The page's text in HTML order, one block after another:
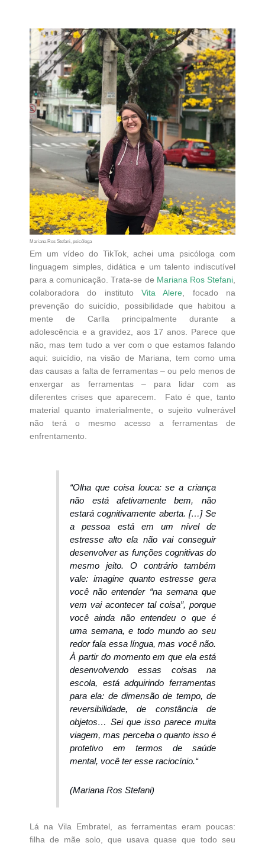
Mariana Ros Stefani, psicóloga
Em um vídeo do TikTok, achei uma psicóloga com
linguagem simples, didática e um talento indiscutível
para a comunicação. Trata-se de Mariana Ros Stefani
colaboradora do instituto Vita Alere , focado na
prevenção do suicídio, possibilidade que habitou a
mente de Carlla principalmente durante a
adolescência e a gravidez, aos 17 anos. Parece que
não, mas tem tudo a ver com o que estamos falando
aqui: suicídio, na visão de Mariana, tem como uma
das causas a falta de ferramentas – ou pelo menos de
enxergar as ferramentas – para lidar com as
diferentes crises que aparecem. Fato é que, tanto
material quanto imaterialmente, o sujeito vulnerável
não terá o mesmo acesso a ferramentas de
enfrentamento.
“Olha que coisa louca: se a criança
não está afetivamente bem, não
estará cognitivamente aberta. […] Se
a pessoa está em um nível de
estresse alto ela não vai conseguir
desenvolver as funções cognitivas do
mesmo jeito. O contrário também
vale: imagine quanto estresse gera
você não entender “na semana que
vem vai acontecer tal coisa”, porque
você ainda não entendeu o que é
uma semana, e todo mundo ao seu
redor fala essa língua, mas você não.
À partir do momento em que ela está
desenvolvendo essas coisas na
escola, está adquirindo ferramentas
para ela: de dimensão de tempo, de
reversibilidade, de constância de
objetos… Sei que isso parece muita
viagem, mas perceba o quanto isso é
protetivo em termos de saúde
mental, você ter esse raciocínio.“
(Mariana Ros Stefani)
Lá na Vila Embratel, as ferramentas eram poucas:
filha de mãe solo, que usava quase que todo seu